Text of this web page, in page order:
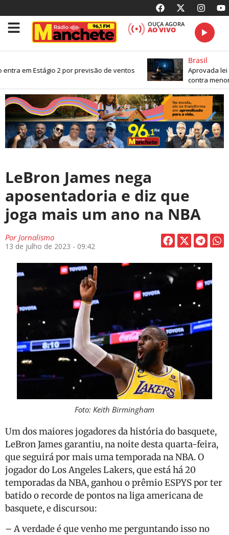
OUÇA AGORA
AO VIVO
em Estágio 2 por previsão de ventos
Brasil
Aprovada lei
contra
LeBron James nega
aposentadoria e diz que
joga mais um ano na NBA
PorJornalismo
13 de julho de 2023 - 09:42
Foto: Keith Birmingham
Um dos maiores jogadores da história do basquete,
LeBron James garantiu, na noite desta quarta-feira,
que seguirá por mais uma temporada na NBA. O
jogador do Los Angeles Lakers, que está há 20
temporadas da NBA, ganhou o prêmio ESPYS por ter
batido o recorde de pontos na liga americana de
basquete, e discursou:
– A verdade é que venho me perguntando isso no